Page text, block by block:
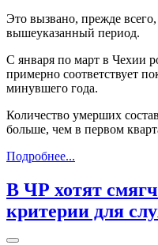
Это вызвано, прежде
вышеуказанный период.
С января по март в Чехии
примерно соответствует
минувшего года.
Количество умерших
больше, чем в первом
Подробнее...
В ЧР хотят
критерии для